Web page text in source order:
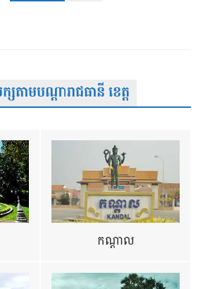
ាមបណ្តារាជធានី ខេត្ត
កណ្តាល